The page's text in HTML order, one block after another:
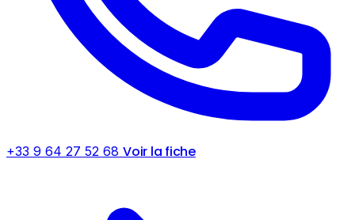
+33 9 64 27 52 68 Voir la fiche